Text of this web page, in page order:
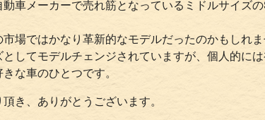
車メーカーで売れ筋となっているミドルサイズ
場ではかなり革新的なモデルだったのかもしれま
してモデルチェンジされていますが、個人的に
な車のひとつです。
き、ありがとうございます。